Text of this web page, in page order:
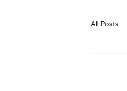
All Posts